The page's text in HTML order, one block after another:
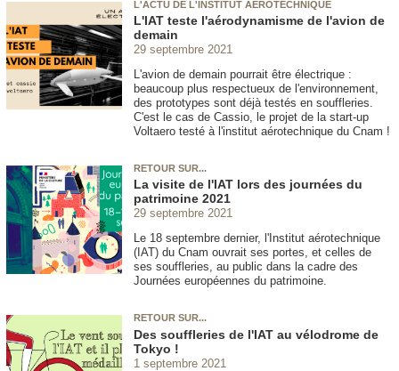
L'ACTU DE L'INSTITUT AÉROTECHNIQUE
L'IAT teste l'aérodynamisme de l'avion de
demain
29 septembre 2021
L'avion de demain pourrait être électrique :
beaucoup plus respectueux de l'environnement,
des prototypes sont déjà testés en souffleries.
C'est le cas de Cassio, le projet de la start-up
Voltaero testé à l'institut aérotechnique du Cnam !
RETOUR SUR...
La visite de l'IAT lors des journées du
patrimoine 2021
29 septembre 2021
Le 18 septembre dernier, l'Institut aérotechnique
(IAT) du Cnam ouvrait ses portes, et celles de
ses souffleries, au public dans la cadre des
Journées européennes du patrimoine.
RETOUR SUR...
Des souffleries de l'IAT au vélodrome de
Tokyo !
1 septembre 2021